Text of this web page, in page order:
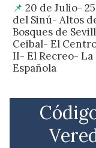
20 de Julio-
del Sinú- Altos
Bosques de
Ceibal- El
II- El Recreo- La
Española